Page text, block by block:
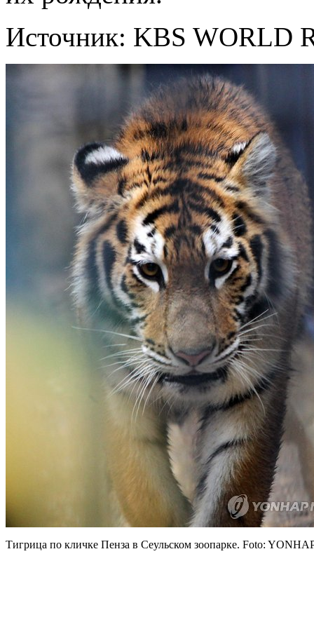
Источник: KBS WORLD
Тигрица по кличке Пенза в Сеульском зоопарке. Foto: